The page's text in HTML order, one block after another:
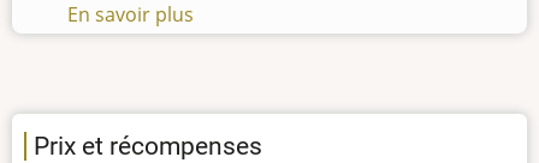
En savoir plus
Prix et récompenses